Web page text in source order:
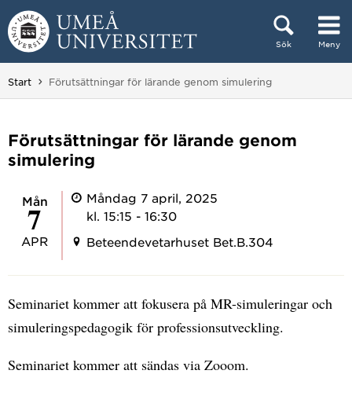
Hoppa direkt till innehållet
Sök Meny
Huvudmenyn dold.
Start Du är här:
Förutsättningar för lärande genom simulering
Förutsättningar för lärande genom
simulering
mån
7
APR
Måndag 7 april, 2025
kl. 15:15 - 16:30
Beteendevetarhuset Bet.B.304
Seminariet kommer att fokusera på MR-simuleringar och
simuleringspedagogik för professionsutveckling.
Seminariet kommer att sändas via Zooom.